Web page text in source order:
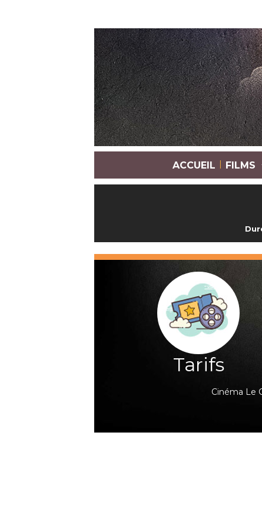
ACCUEIL | FILMS
Tarifs
Cinéma Le